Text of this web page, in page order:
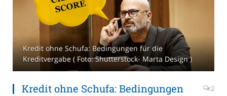
Kredit ohne Schufa: Bedingungen für die
Kreditvergabe ( Foto: Shutterstock- Marta Design )
Kredit ohne Schufa: Bedingungen
0